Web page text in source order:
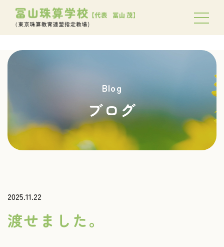
Blog
ブログ
2025.11.22
渡せました。